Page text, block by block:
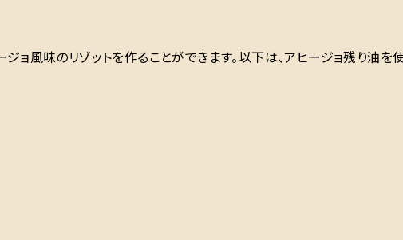
ョ風味のリゾットを作ることができます。以下は、アヒージョ残り油